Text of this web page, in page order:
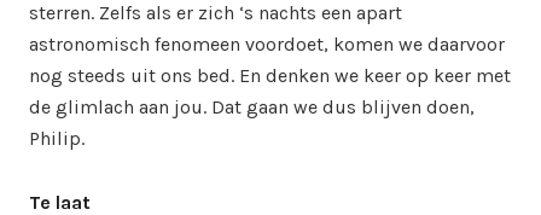
sterren. Zelfs als er zich ‘s nachts een apart
astronomisch fenomeen voordoet, komen we daarvoor
nog steeds uit ons bed. En denken we keer op keer met
de glimlach aan jou. Dat gaan we dus blijven doen,
Philip.
Te laat